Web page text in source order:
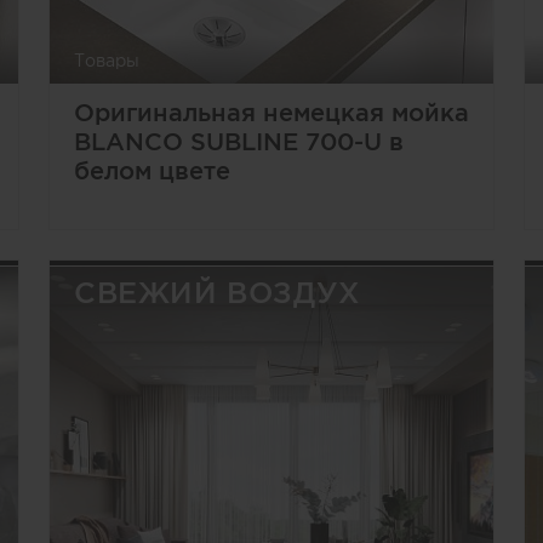
Товары
Оригинальная немецкая мойка
BLANCO SUBLINE 700-U в
белом цвете
СВЕЖИЙ ВОЗДУХ